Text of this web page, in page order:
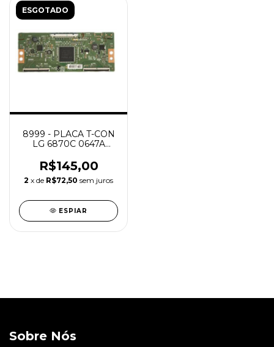
ESGOTADO
8999 - PLACA T-CON
LG 6870C 0647A
R$145,00
2 x de R$72,50 sem juros
ESPIAR
Sobre Nós